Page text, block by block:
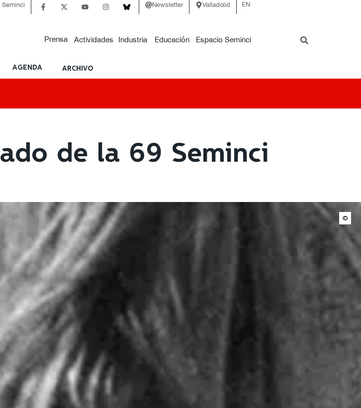
Seminci Newsletter Valladolid EN
Prensa Actividades Industria Educación Espacio Seminci
AGENDA ARCHIVO
de la 69 Seminci
©